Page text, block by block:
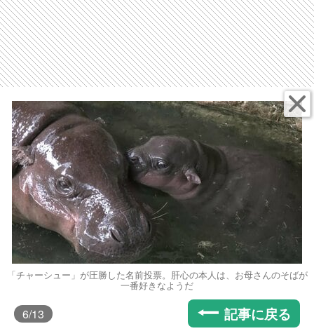
「チャーシュー」が圧勝した名前投票。肝心の本人は、お母さんのそばが
一番好きなようだ
6/13 記事に戻る